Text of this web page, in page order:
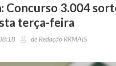
Concurso 3.004
terça-feira
de Redação RRMAIS